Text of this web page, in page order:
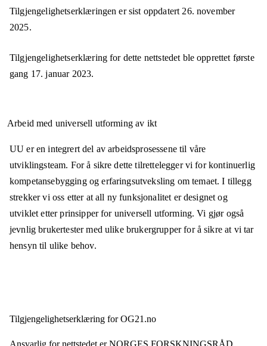
Tilgjengelighetserklæringen er sist oppdatert26. november
2025.
Tilgjengelighetserklæring for dette nettstedet ble opprettet første
gang 17. januar 2023.
Arbeid med universell utforming av ikt
UU er en integrert del av arbeidsprosessene til våre
utviklingsteam. For å sikre dette tilrettelegger vi for kontinuerlig
kompetansebygging og erfaringsutveksling om temaet. I tillegg
strekker vi oss etter at all ny funksjonalitet er designet og
utviklet etter prinsipper for universell utforming. Vi gjør også
jevnlig brukertester med ulike brukergrupper for å sikre at vi tar
hensyn til ulike behov.
Tilgjengelighets­erklæring forOG21.no